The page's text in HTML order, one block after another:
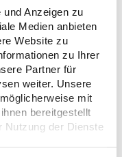
Anzeigen zu
Medien anbieten
Website zu
zu Ihrer
Partner für
weiter. Unsere
mit
bereitgestellt
Nutzung der Dienste
ganz
drucken